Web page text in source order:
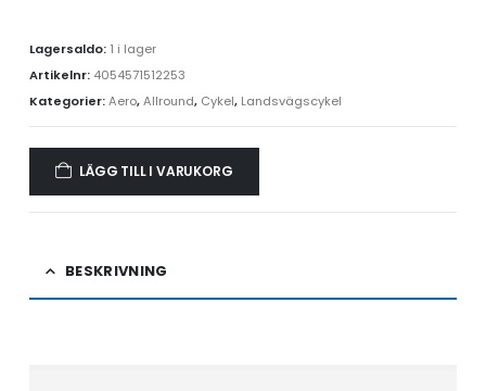
Lagersaldo: 1 i lager
Artikelnr: 4054571512253
Kategorier:Aero,Allround, Cykel, Landsvägscykel
LÄGG TILL I VARUKORG
BESKRIVNING